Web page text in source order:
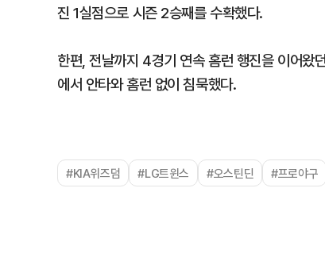
진 1실점으로 시즌 2승째를 수확했다.
한편, 전날까지 4경기 연속 홈런 행진을 이어왔
에서 안타와 홈런 없이 침묵했다.
#KIA위즈덤 #LG트윈스 #오스틴딘 #프로야구